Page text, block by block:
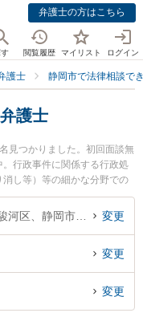
弁護士の方はこちら
閲覧履歴 マイリスト ログイン
護士 静岡市で法律相談で
護士
見つかりました。初回面談無
行政事件に関係する行政処
し等）等の細かな分野での
の森静岡第一法律事務所の
事務所の守屋 典弁護士、静
』『許認可の問題のトラブ
初回相談無料で許認可の問
たい』などでお困りの相談
変更
変更
変更